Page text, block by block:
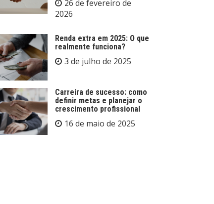
26 de fevereiro de
2026
Renda extra em 2025: O que
realmente funciona?
3 de julho de 2025
Carreira de sucesso: como
definir metas e planejar o
crescimento profissional
16 de maio de 2025